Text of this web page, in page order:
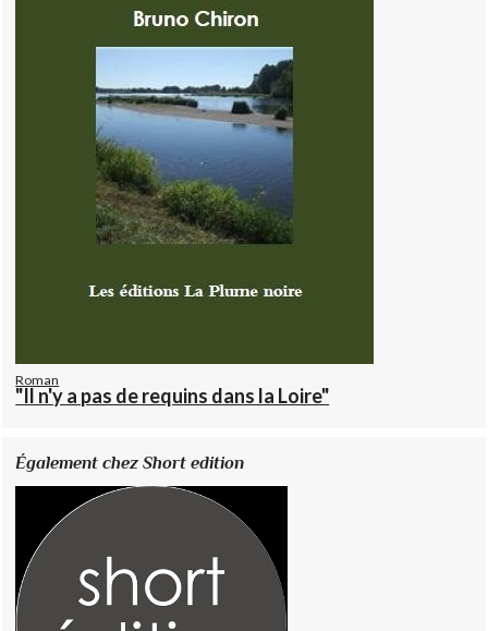
Roman
"Il n'y a pas de requins dans la Loire"
Également chez Short edition